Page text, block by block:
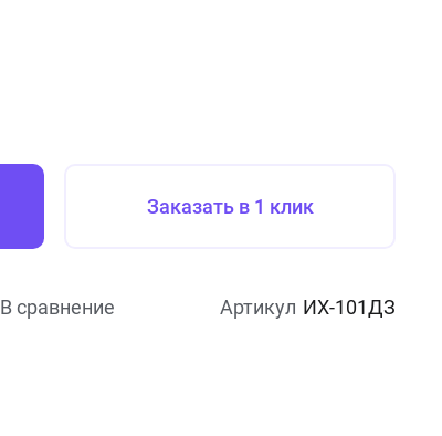
Заказать в 1 клик
В сравнение Артикул ИХ-101ДЗ